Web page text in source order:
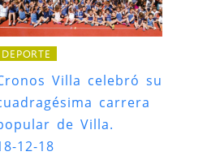
DEPORTE
Villa celebró su
carrera
de Villa.
12-18